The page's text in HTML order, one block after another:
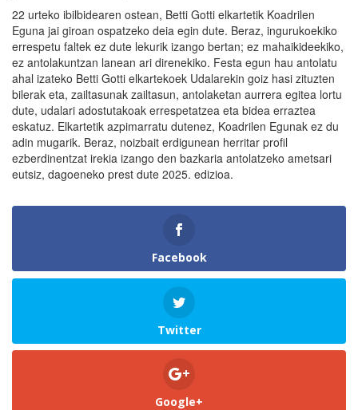
22 urteko ibilbidearen ostean, Betti Gotti elkartetik Koadrilen
Eguna jai giroan ospatzeko deia egin dute. Beraz, ingurukoekiko
errespetu faltek ez dute lekurik izango bertan; ez mahaikideekiko,
ez antolakuntzan lanean ari direnekiko. Festa egun hau antolatu
ahal izateko Betti Gotti elkartekoek Udalarekin goiz hasi zituzten
bilerak eta, zailtasunak zailtasun, antolaketan aurrera egitea lortu
dute, udalari adostutakoak errespetatzea eta bidea erraztea
eskatuz. Elkartetik azpimarratu dutenez, Koadrilen Egunak ez du
adin mugarik. Beraz, noizbait erdigunean herritar profil
ezberdinentzat irekia izango den bazkaria antolatzeko ametsari
eutsiz, dagoeneko prest dute 2025. edizioa.
Facebook
Twitter
Google+